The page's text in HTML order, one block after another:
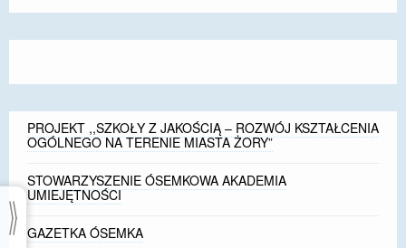
size.size.size.
PROJEKT ,,SZKOŁY Z JAKOŚCIĄ – ROZWÓJ KSZTAŁCENIA
OGÓLNEGO NA TERENIE MIASTA ŻORY”
STOWARZYSZENIE ÓSEMKOWA AKADEMIA
UMIEJĘTNOŚCI
GAZETKA ÓSEMKA